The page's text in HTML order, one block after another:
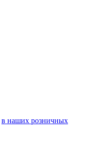
в наших розничных